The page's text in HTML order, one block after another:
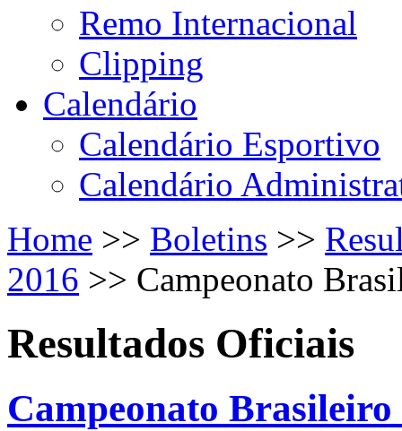
Remo Internacional
Clipping
Calendário
Calendário Esportivo
Calendário
Home >> Boletins >>
2016 >> Campeonato
Resultados Oficiais
Campeonato